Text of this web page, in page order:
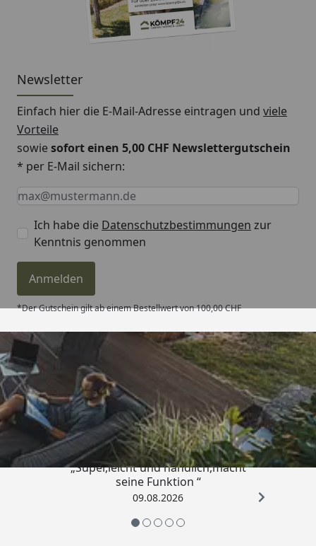
Format (LxBxS):1522 x 225 x 6 mm
a
Mehrlagige Vinyloberfläche (Nutzschicht 0,55
mm) mit matter PUR-Lackierung
Dekorschicht
c
Rigid-Polymer-Trägerplatte - wasserfest
d
Integrierter Schallschutz: 1 mm druckstabiler
Newsletter
Einfach hier die E-Mail-Adresse eintragen und viele
Vorteile
sowiesofort einen 5,00 CHF Newslettergutschein
* per E-Mail sichern:
Keine Eingabe erforderlich
Eingabe erforderlich
E-Mail *
Ich habe die Datenschutzbestimmungen zur
Kenntnis genommen
Anmelden
*Der Gutschein gilt ab einem Bestellwert von 100,00 CHF
Trusted Shops
4,81/ 5
„Super,leicht und handlich,macht
seine Funktion “
09.08.2026